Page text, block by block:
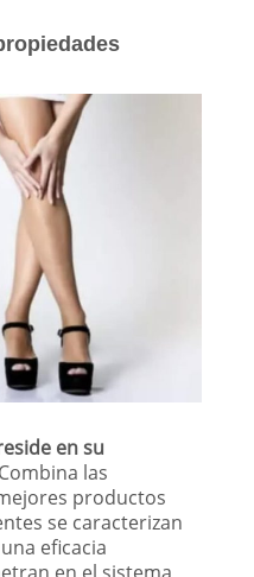
en su
Combina las
productos
se caracterizan
eficacia